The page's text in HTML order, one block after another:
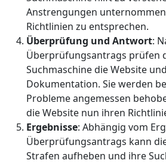
Anstrengungen
Richtlinien zu entsprechen.
Überprüfung und Antwort:
Überprüfungsantrags prüfen
Suchmaschine die Website
Dokumentation. Sie werden
Probleme angemessen
die Website nun ihren
Ergebnisse: Abhängig vom
Überprüfungsantrags kann
Strafen aufheben und ihre